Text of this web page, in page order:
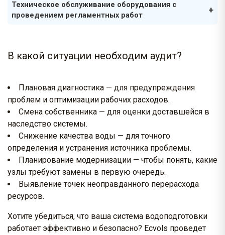
Техническое обслуживание оборудования с
проведением регламентных работ
В какой ситуации необходим аудит?
Плановая диагностика — для предупреждения
проблем и оптимизации рабочих расходов.
Смена собственника — для оценки доставшейся в
наследство системы.
Снижение качества воды — для точного
определения и устранения источника проблемы.
Планирование модернизации — чтобы понять, какие
узлы требуют замены в первую очередь.
Выявление точек неоправданного перерасхода
ресурсов.
Хотите убедиться, что ваша система водоподготовки
работает эффективно и безопасно? Ecvols проведет